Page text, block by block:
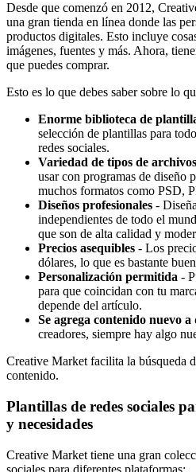
Desde que comenzó en 2012,
una gran tienda en línea donde las
productos digitales. Esto incluye
imágenes, fuentes y más. Ahora,
que puedes comprar.
Esto es lo que debes saber sobre lo
Enorme biblioteca de
selección de plantillas para
redes sociales.
Variedad de tipos de archivos
usar con programas de diseño
muchos formatos como PSD,
Diseños profesionales -
independientes de todo el
que son de alta calidad y
Precios asequibles - Los
dólares, lo que es bastante
Personalización permitida -
para que coincidan con tu
depende del artículo.
Se agrega contenido nuevo
creadores, siempre hay algo
Creative Market facilita la búsqueda
contenido.
Plantillas de redes sociales
y necesidades
Creative Market tiene una gran
sociales para diferentes plataformas: